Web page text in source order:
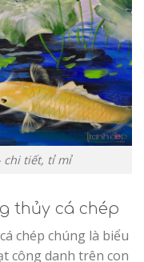
chi tiết, tỉ mỉ
thủy cá chép
chép chúng là biểu
công danh trên con